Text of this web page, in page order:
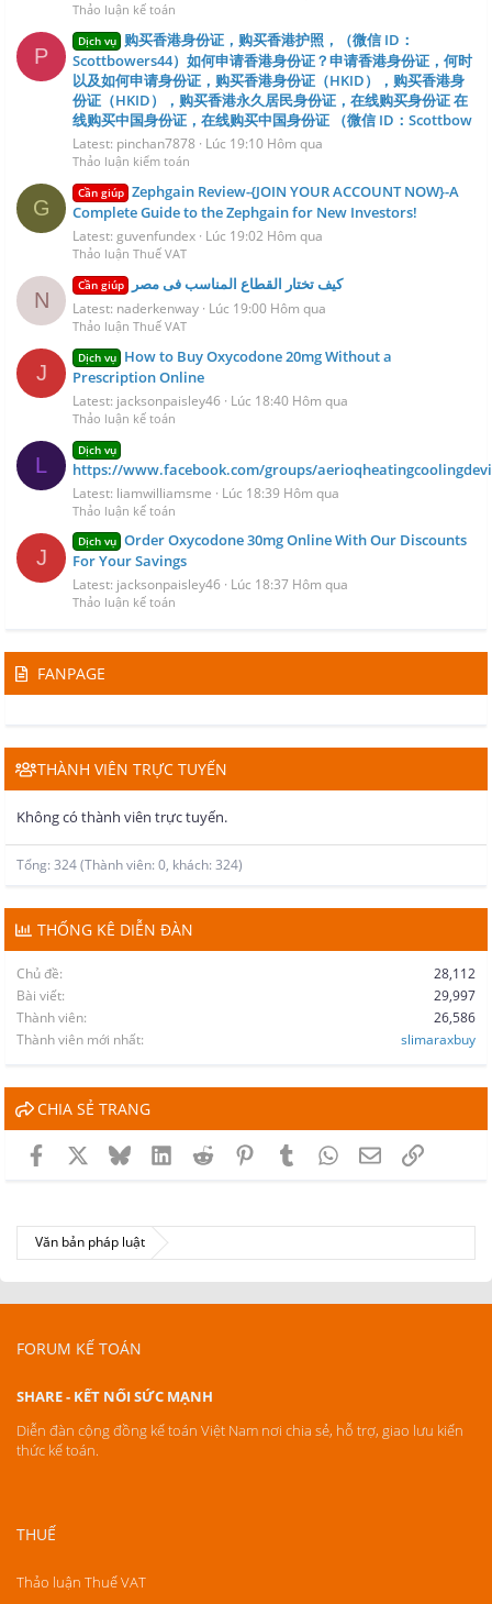
Thảo luận kế toán
P
Dịch vụ 购买香港身份证，购买香港护照，（微信 ID：
Scottbowers44）如何申请香港身份证？申请香港身份证，何时
以及如何申请身份证，购买香港身份证（HKID），购买香港身
份证（HKID），购买香港永久居民身份证，在线购买身份证 在
线购买中国身份证，在线购买中国身份证 （微信 ID：Scottbow
Latest: pinchan7878 Lúc 19:10 Hôm qua
Thảo luận kiểm toán
G
Cần giúp Zephgain Review-{JOIN YOUR ACCOUNT NOW}-A
Complete Guide to the Zephgain for New Investors!
Latest: guvenfundex Lúc 19:02 Hôm qua
Thảo luận Thuế VAT
N
Cần giúp كيف تختار القطاع المناسب فى مصر
Latest: naderkenway Lúc 19:00 Hôm qua
Thảo luận Thuế VAT
J
Dịch vụ How to Buy Oxycodone 20mg Without a
Prescription Online
Latest: jacksonpaisley46 Lúc 18:40 Hôm qua
Thảo luận kế toán
L
Dịch vụ
https://www.facebook.com/groups/
Latest: liamwilliamsme Lúc 18:39 Hôm qua
Thảo luận kế toán
J
Dịch vụ Order Oxycodone 30mg Online With Our Discounts
For Your Savings
Latest: jacksonpaisley46 Lúc 18:37 Hôm qua
Thảo luận kế toán
FANPAGE
THÀNH VIÊN TRỰC TUYẾN
Không có thành viên trực tuyến.
Tổng: 324 (Thành viên: 0, khách: 324)
THỐNG KÊ DIỄN ĐÀN
Chủ đề
28,112
Bài viết
29,997
Thành viên
26,586
Thành viên mới nhất
slimaraxbuy
CHIA SẺ TRANG
Facebook BlueskyLinkedInReddit PinterestTumblrWhatsApp
EmailLink
Văn bản pháp luật
FORUM KẾ TOÁN
SHARE - KẾT NỐI SỨC MẠNH
Diễn đàn cộng đồng kế toán Việt Nam nơi chia sẻ, hỗ trợ, giao lưu kiến
thức kế toán.
THUẾ
Thảo luận Thuế VAT